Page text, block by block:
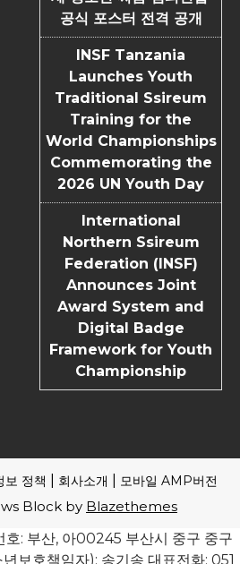
공식 포스터 전격 공개
INSF Tanzania
Launches Youth
Traditional Ssireum
Training for the
World Championships
Commemorating the
2026 UN Youth Day
International
Northern Ssireum
Federation (INSF)
Announces Joint
Award System and
Digital Badge
Framework for Youth
Championship
보 정책 회사소개 모바일 AMP버전
Block by Blazethemes
호: 부산, 아00245 부산시 중구 중구
보호책임자): 송기송 대표전화: 051